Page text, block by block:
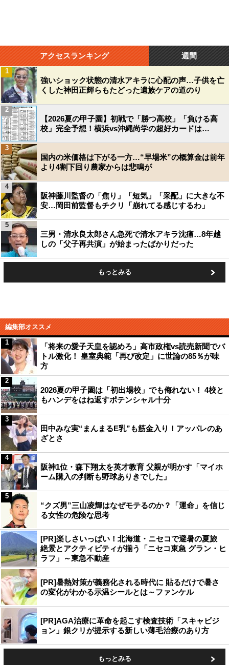
アクセスランキング 週間
強いショック状態の清水アキラに心配の声…子供を亡
くした神田正輝らもたどった遺族ケアの道のり
1
【2026夏の甲子園】初戦で「勝つ高校」「負ける高
校」完全予想！横浜vs沖縄尚学の超好カードは…
2
国内の米価格は下がる一方…“早場米”の概算金は前年
より4割下回り農家からは悲鳴が
3
阪神藤川監督の「焦り」「短気」「采配」に大きな不
安…岡田前監督もチクリ「崩れてる感じするわ」
4
三男・清水良太郎さん急死で清水アキラ沈痛…8年越
しの「父子再共演」が始まったばかりだった
5
もっとみる
編集部オススメ
「将来の愛子天皇を認めろ」高市政権vs読売新聞でバ
トル激化！ 皇室典範「再び改定」に世論の85％が味
方
1
2026夏の甲子園は「初出場校」でも侮れない！ 4校と
もハンデをはね返すポテンシャル十分
2
田中みな実“まんまるE乳”も筋金入り！アッパレのあ
ざとさ
3
阪神1位・森下翔太を英才教育 父親が明かす「マイホ
ーム購入の判断も野球ありきでした」
4
“クズ男”三山凌輝はなぜモテるのか？「運命」を信じ
る女性の危険な思考
5
[PR]楽しさいっぱい！北海道・ニセコで避暑の夏旅
絶景とアクティビティが揃う「ニセコ東急 グラン・ヒ
ラフ」～東急不動産
[PR]暑熱対策が義務化される時代に 貼るだけで暑さ
の変化がわかる示温シールとは～ファンケル
[PR]AGA治療に革命を起こす検査技術「スキャビジ
ョン」銀クリが提示する新しい薄毛治療のあり方
もっとみる